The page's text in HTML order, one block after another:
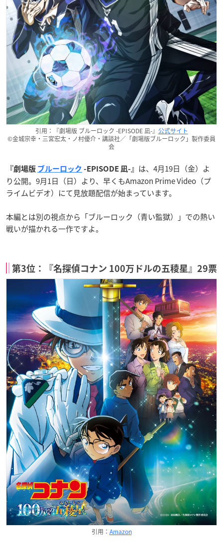
引用：『劇場版 ブルーロック -EPISODE 凪-』 公式サイト
©金城宗幸・三宮宏太・ノ村優介・講談社／「劇場版ブルーロック」製作委員
会
『劇場版 ブルーロック -EPISODE 凪-』 は、4月19日（金）よ
り公開。9月1日（日）より、早くもAmazon Prime Video（プ
ライムビデオ）にて見放題配信が始まっています。
本編とは別の視点から「ブルーロック（青い監獄）」での熱い
戦いが描かれる一作ですよ。
第3位：『名探偵コナン 100万ドルの五稜星』29票
引用： Amazon